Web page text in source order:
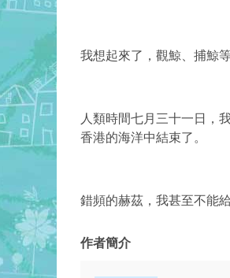
我想起來了，觀鯨、捕鯨
人類時間七月三十一日，
香港的海洋中結束了。
錯頻的赫茲，我甚至不能
作者簡介